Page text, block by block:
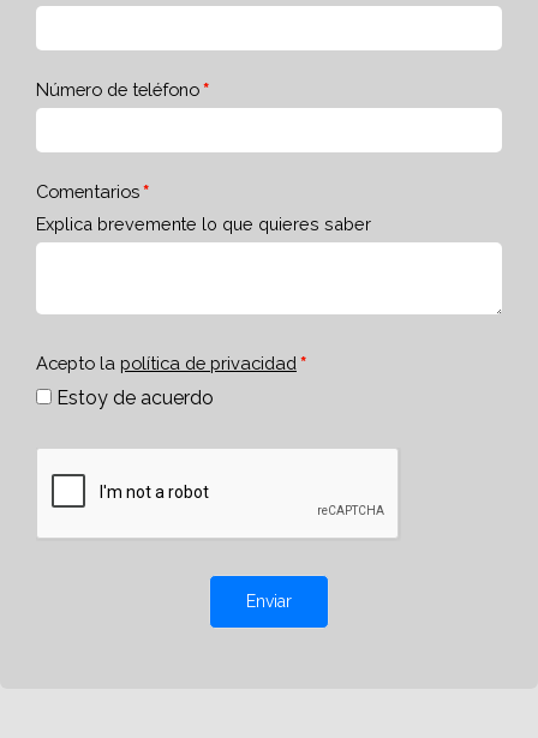
Número de teléfono
Comentarios
Explica brevemente lo que quieres saber
Acepto la política de privacidad
Estoy de acuerdo
Enviar